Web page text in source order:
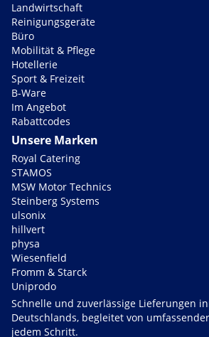
Landwirtschaft
Reinigungsgeräte
Büro
Mobilität & Pflege
Hotellerie
Sport & Freizeit
B-Ware
Im Angebot
Rabattcodes
Unsere Marken
Royal Catering
STAMOS
MSW Motor Technics
Steinberg Systems
ulsonix
hillvert
physa
Wiesenfield
Fromm & Starck
Uniprodo
Schnelle und zuverlässige Lieferungen
Deutschlands, begleitet von
jedem Schritt.